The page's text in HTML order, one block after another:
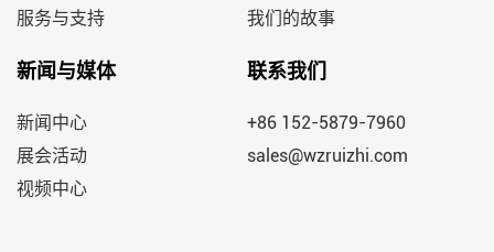
服务与支持
我们的故事
新闻与媒体
新闻中心
展会活动
视频中心
联系我们
+86 152-5879-7960
sales@wzruizhi.com